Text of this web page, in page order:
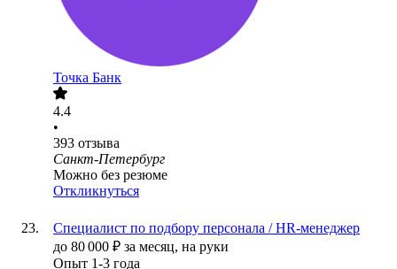
Точка Банк
4.4
•
393 отзыва
Санкт-Петербург
Можно без резюме
Откликнуться
Cпециалист по подбору персонала / HR-менеджер
до 80 000 ₽ за месяц, на руки
Опыт 1-3 года